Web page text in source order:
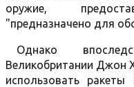
оружие,
"предназначено для
Однако
Великобритании Джон
использовать